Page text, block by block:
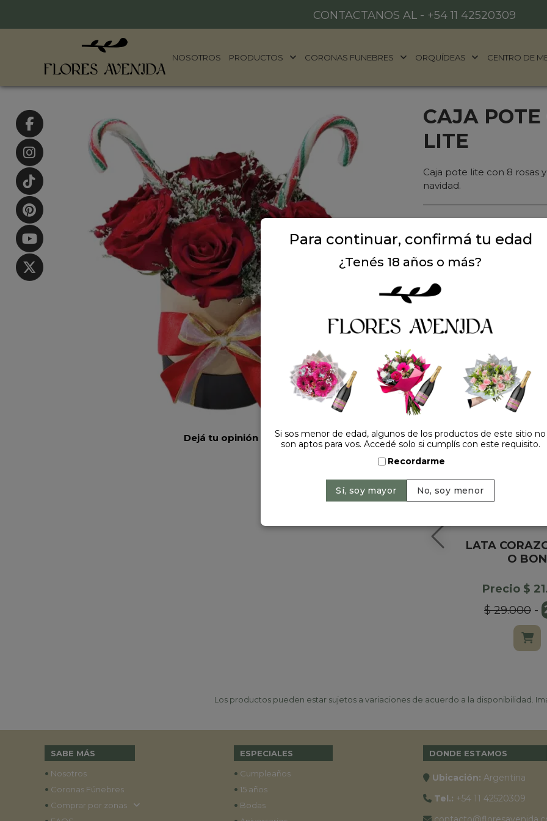
CONTACTANOS AL - +54 11 42520309
NOSOTROS PRODUCTOS CORONAS FUNEBRES ORQUÍDEAS CENTRO DE
Dejá tu opinión
CAJA
LITE
Caja pote lite con 8 rosas
navidad.
$
HACELO
LATA
O BON
Precio $
$ 29.000-
Los productos pueden estar sujetos a variaciones de acuerdo a la disponibilidad.
SABE MÁS
• Nosotros
• Coronas Fúnebres
• Comprar por zonas
ESPECIALES
• Cumpleaños
• 15 años
• Bodas
DONDE ESTAMOS
Ubicación: Argentina
Tel.: +54 11 42520309
Para continuar, confirmá tu edad
¿Tenés 18 años o más?
Si sos menor de edad, algunos de los productos de este sitio no
son aptos para vos. Accedé solo si cumplís con este requisito.
Recordarme